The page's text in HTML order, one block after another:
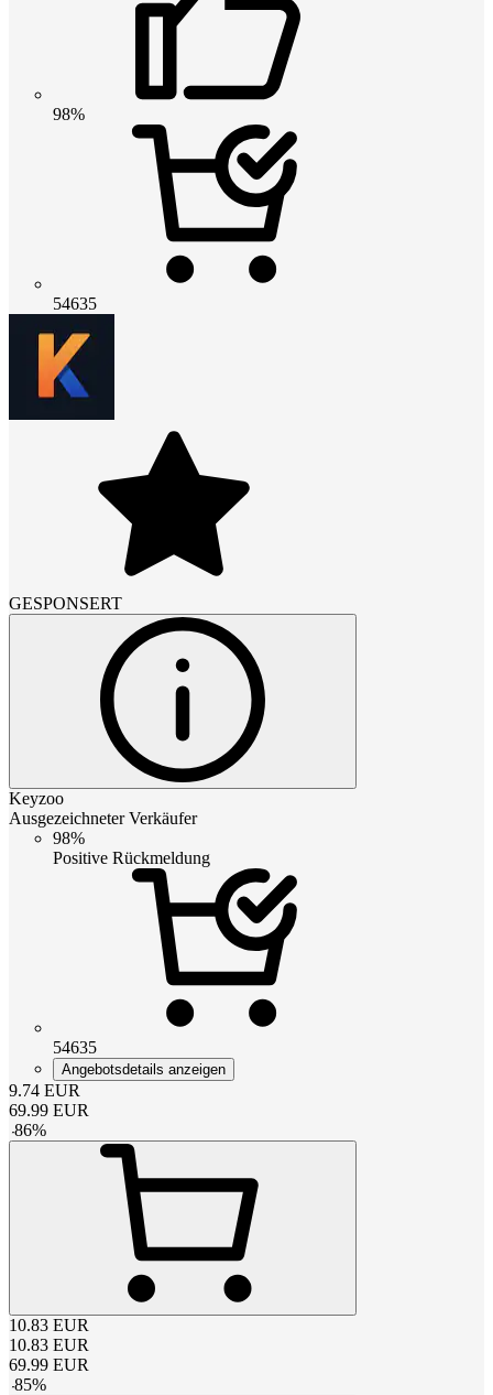
98%
54635
GESPONSERT
Keyzoo
Ausgezeichneter Verkäufer
98%
Positive Rückmeldung
54635
Angebotsdetails anzeigen
9.74 EUR
69.99 EUR
-86%
10.83 EUR
10.83 EUR
69.99 EUR
-85%